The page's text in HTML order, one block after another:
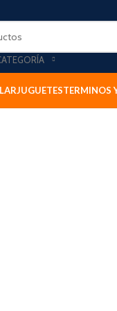
JUGUETESTERMINOS